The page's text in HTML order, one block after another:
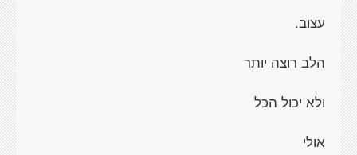
עצוב.
הלב רוצה יותר
ולא יכול הכל
אולי